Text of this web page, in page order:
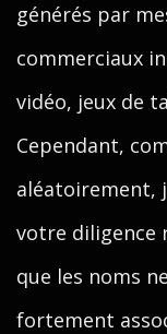
générés par
commerciaux
vidéo, jeux de
Cependant,
aléatoirement,
votre diligence
que les noms
fortement